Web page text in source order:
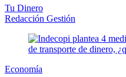
Tu Dinero
Redacción Gestión
Economía